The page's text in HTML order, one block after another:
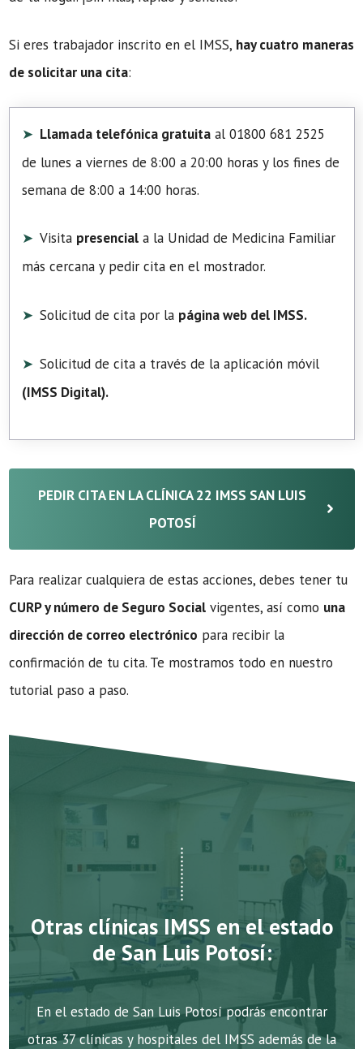
Si eres trabajador inscrito en el IMSS, hay cuatro maneras
de solicitar una cita:
Llamada telefónica gratuita al 01800 681 2525
de lunes a viernes de 8:00 a 20:00 horas y los fines de
semana de 8:00 a 14:00 horas.
Visita presencial a la Unidad de Medicina Familiar
más cercana y pedir cita en el mostrador.
Solicitud de cita por la página web del IMSS.
Solicitud de cita a través de la aplicación móvil
(IMSS Digital).
PEDIR CITA EN LA CLÍNICA 22 IMSS SAN LUIS
POTOSÍ
Para realizar cualquiera de estas acciones, debes tener tu
CURP y número de Seguro Social vigentes, así como una
dirección de correo electrónico para recibir la
confirmación de tu cita. Te mostramos todo en nuestro
tutorial paso a paso.
Otras clínicas IMSS en el estado
de San Luis Potosí:
En el estado de San Luis Potosí podrás encontrar
otras 37 clínicas y hospitales del IMSS además de la